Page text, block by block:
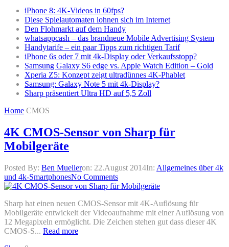
iPhone 8: 4K-Videos in 60fps?
Diese Spielautomaten lohnen sich im Internet
Den Flohmarkt auf dem Handy
whatsappcash – das brandneue Mobile Advertising System
Handytarife – ein paar Tipps zum richtigen Tarif
iPhone 6s oder 7 mit 4k-Display oder Verkaufsstopp?
Samsung Galaxy S6 edge vs. Apple Watch Edition – Gold
Xperia Z5: Konzept zeigt ultradünnes 4K-Phablet
Samsung: Galaxy Note 5 mit 4k-Display?
Sharp präsentiert Ultra HD auf 5,5 Zoll
Home CMOS
4K CMOS-Sensor von Sharp für
Mobilgeräte
Posted By: Ben Muelleron: 22.August 2014In: Allgemeines über 4k
und 4k-SmartphonesNo Comments
Sharp hat einen neuen CMOS-Sensor mit 4K-Auflösung für
Mobilgeräte entwickelt der Videoaufnahme mit einer Auflösung von
12 Megapixeln ermöglicht. Die Zeichen stehen gut dass dieser 4K
CMOS-S... Read more